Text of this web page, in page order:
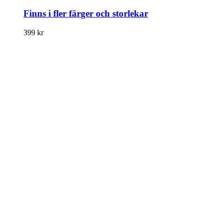
Finns i fler färger och storlekar
399 kr